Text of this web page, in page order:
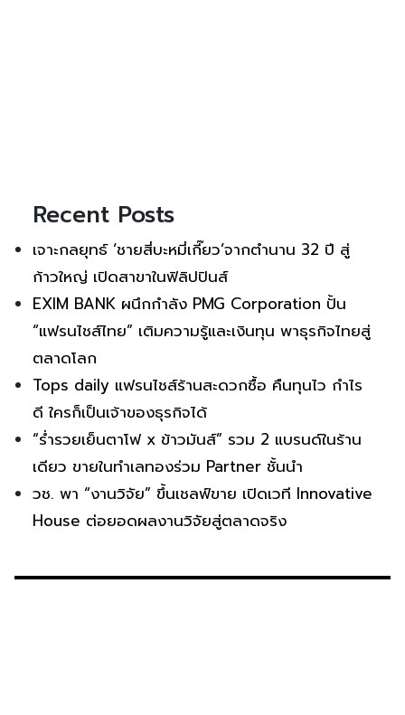
Recent Posts
เจาะกลยุทธ์ ‘ชายสี่บะหมี่เกี๊ยว’จากตำนาน 32 ปี สู่
ก้าวใหญ่ เปิดสาขาในฟิลิปปินส์
EXIM BANK ผนึกกำลัง PMG Corporation ปั้น
“แฟรนไชส์ไทย” เติมความรู้และเงินทุน พาธุรกิจไทยสู่
ตลาดโลก
Tops daily แฟรนไชส์ร้านสะดวกซื้อ คืนทุนไว กำไร
ดี ใครก็เป็นเจ้าของธุรกิจได้
“ร่ำรวยเย็นตาโฟ x ข้าวมันส์” รวม 2 แบรนด์ในร้าน
เดียว ขายในทำเลทองร่วม Partner ชั้นนำ
วช. พา “งานวิจัย” ขึ้นเชลฟ์ขาย เปิดเวที Innovative
House ต่อยอดผลงานวิจัยสู่ตลาดจริง